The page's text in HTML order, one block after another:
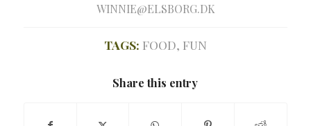
WINNIE@ELSBORG.DK
TAGS: FOOD, FUN
Share this entry